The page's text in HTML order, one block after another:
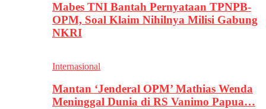
Mabes TNI Bantah Pernyataan TPNPB-
OPM, Soal Klaim Nihilnya Milisi Gabung
NKRI
Internasional
Mantan ‘Jenderal OPM’ Mathias Wenda
Meninggal Dunia di RS Vanimo Papua…